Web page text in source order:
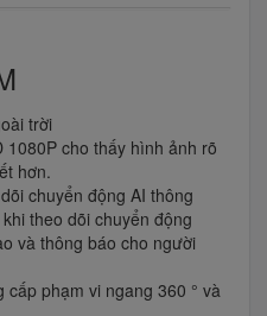
trời
cho thấy hình ảnh rõ
hơn.
chuyển động AI thông
theo dõi chuyển động
và thông báo cho người
phạm vi ngang 360 ° và